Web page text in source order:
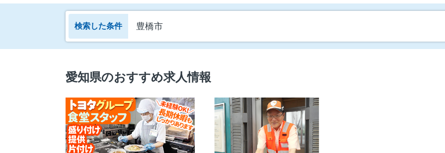
検索した条件 豊橋市
愛知県のおすすめ求人情報